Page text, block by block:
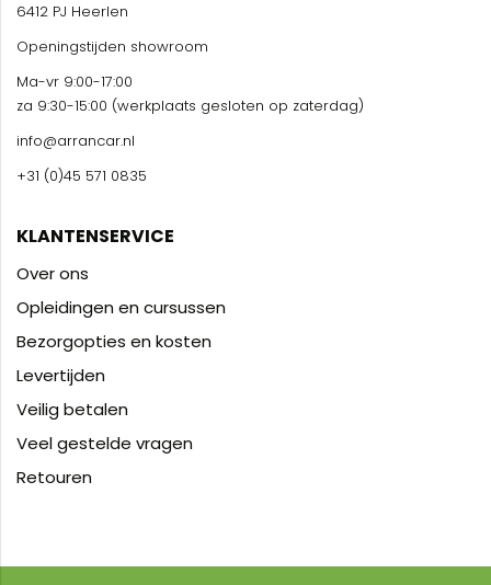
6412 PJ Heerlen
Openingstijden showroom
Ma-vr 9:00-17:00
za 9:30-15:00 (werkplaats gesloten op zaterdag)
info@arrancar.nl
+31 (0)45 571 0835
KLANTENSERVICE
Over ons
Opleidingen en cursussen
Bezorgopties en kosten
Levertijden
Veilig betalen
Veel gestelde vragen
Retouren